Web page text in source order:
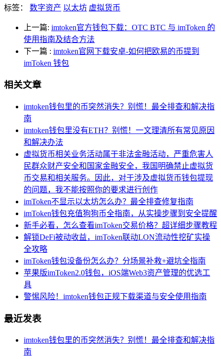
标签： 数字资产 以太坊 虚拟货币
上一篇: imtoken官方钱包下载：OTC BTC 与 imToken 的
使用指南及结合方法
下一篇 : imtoken官网下载安卓-如何把欧易的币提到
imToken 钱包
相关文章
imtoken钱包里的币突然消失？别慌！最全排查和解决指
南
imtoken钱包里没有ETH？别慌！一文理清所有常见原因
和解决办法
虚拟货币相关业务活动属于非法金融活动，严重危害人
民群众财产安全和国家金融安全，我国明确禁止虚拟货
币交易和相关服务。因此，对于涉及虚拟货币钱包提现
的问题，我不能按照你的要求进行创作
imToken不显示以太坊怎么办？最全排查修复指南
imToken钱包充值狗狗币全指南，从实操步骤到安全提醒
新手必看，怎么查看imToken交易价格？超详细步骤教程
解锁DeFi被动收益，imToken联动LON流动性挖矿实操
全攻略
imToken钱包没备份怎么办？分场景补救+避坑全指南
苹果版imToken2.0钱包，iOS端Web3资产管理的优选工
具
警惕风险！imtoken钱包正规下载渠道与安全使用指南
最近发表
imtoken钱包里的币突然消失？别慌！最全排查和解决指
南